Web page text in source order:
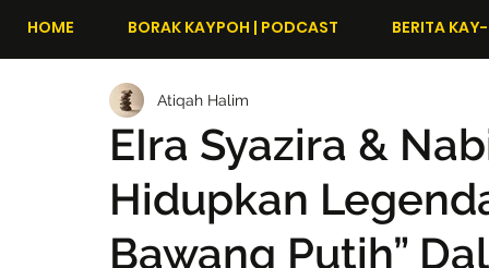
HOME BORAK KAYPOH | PODCAST BERITA
EIra Syazira &
Hidupkan
Bawang Putih”
Atiqah Halim